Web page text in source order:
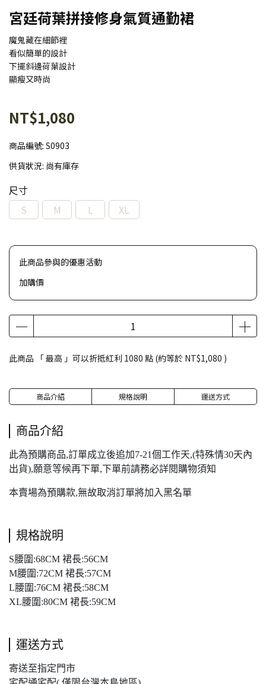
宮廷荷葉拼接修身氣質通勤裙
魔鬼藏在細節裡
看似簡單的設計
下擺斜邊荷葉設計
顯瘦又時尚
NT$1,080
商品編號: S0903
供貨狀況: 尚有庫存
尺寸
S
M L XL
此商品參與的優惠活動
加購價
此商品 「 最高 」可以折抵紅利 1080 點 (約等於 NT$1,080 )
商品介紹 規格說明 運送方式
商品介紹
此為預購商品,訂單成立後追加7-21個工作天,(特殊情30天內
出貨),願意等候再下單,下單前請務必詳閱購物須知
本賣場為預購款,無故取消訂單將加入黑名單
規格說明
S腰圍:68CM 裙長:56CM
M腰圍:72CM 裙長:57CM
L腰圍:76CM 裙長:58CM
XL腰圍:80CM 裙長:59CM
運送方式
寄送至指定門市